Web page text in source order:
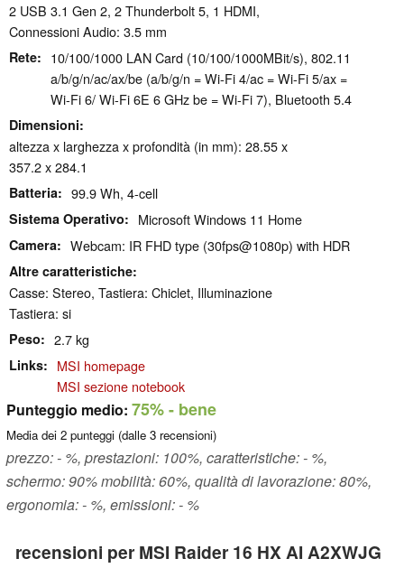
2 USB 3.1 Gen 2, 2 Thunderbolt 5, 1 HDMI,
Connessioni Audio: 3.5 mm
Rete
10/100/1000 LAN Card (10/100/1000MBit/s), 802.11
a/​b/​g/​n/​ac/​ax/​be (a/b/g/n = Wi-Fi 4/ac = Wi-Fi 5/ax =
Wi-Fi 6/ Wi-Fi 6E 6 GHz be = Wi-Fi 7), Bluetooth 5.4
Dimensioni
altezza x larghezza x profondità (in mm): 28.55 x
357.2 x 284.1
Batteria 99.9 Wh, 4-cell
Sistema Operativo Microsoft Windows 11 Home
Camera Webcam: IR FHD type (30fps@1080p) with HDR
Altre caratteristiche
Casse: Stereo, Tastiera: Chiclet, Illuminazione
Tastiera: si
Peso 2.7 kg
Links
MSI homepage
MSI sezione notebook
Punteggio medio: 75%- bene
Media dei 2 punteggi (dalle 3 recensioni)
prezzo: - %, prestazioni: 100%, caratteristiche: - %,
schermo: 90% mobilità: 60%, qualità di lavorazione: 80%,
ergonomia: - %, emissioni: - %
recensioni per MSI Raider 16 HX AI A2XWJG